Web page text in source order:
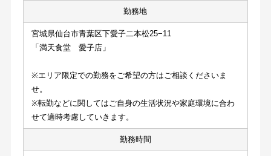
勤務地
宮城県仙台市青葉区下愛子二本松25−11
「満天食堂　愛子店」
※エリア限定での勤務をご希望の方はご相談くださいま
せ。
※転勤などに関してはご自身の生活状況や家庭環境に合わ
せて適時考慮していきます。
勤務時間